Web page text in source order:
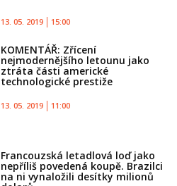
13. 05. 2019 15:00
KOMENTÁŘ: Zřícení
nejmodernějšího letounu jako
ztráta části americké
technologické prestiže
13. 05. 2019 11:00
Francouzská letadlová loď jako
nepříliš povedená koupě. Brazilci
na ni vynaložili desítky milionů